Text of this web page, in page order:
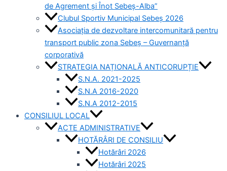
de Agrement și Înot Sebeș-Alba”
Clubul Sportiv Municipal Sebeș 2026
Asociația de dezvoltare intercomunitară pentru
transport public zona Sebeș – Guvernanță
corporativă
STRATEGIA NAȚIONALĂ ANTICORUPȚIE
S.N.A. 2021-2025
S.N.A 2016-2020
S.N.A 2012-2015
CONSILIUL LOCAL
ACTE ADMINISTRATIVE
HOTĂRÂRI DE CONSILIU
Hotărâri 2026
Hotărâri 2025